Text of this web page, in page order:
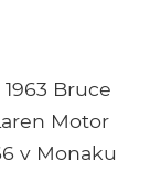
Bruce
Motor
v Monaku